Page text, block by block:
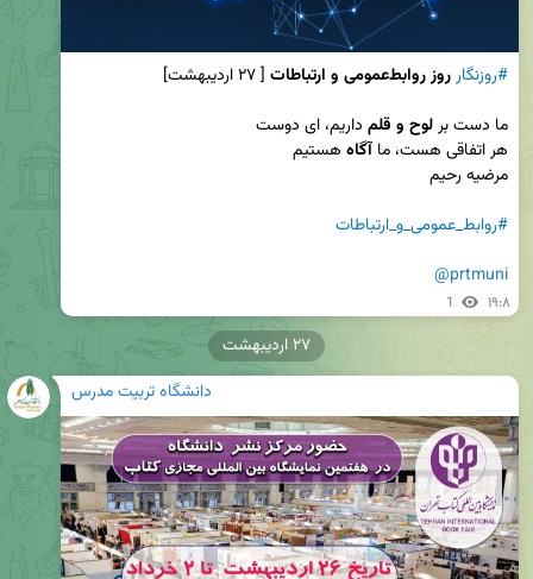
#روزنگارروز روابط‌عمومی و ارتباطات
ما دست بر لوح و قلم
هر اتفاقی هست، ما آگاه
#روابط_عمومی_و_ارتباطات
@prtmuni
1 ۱۹:۸
دانشگاه تربیت مدرس
۲۷ اردیبهشت